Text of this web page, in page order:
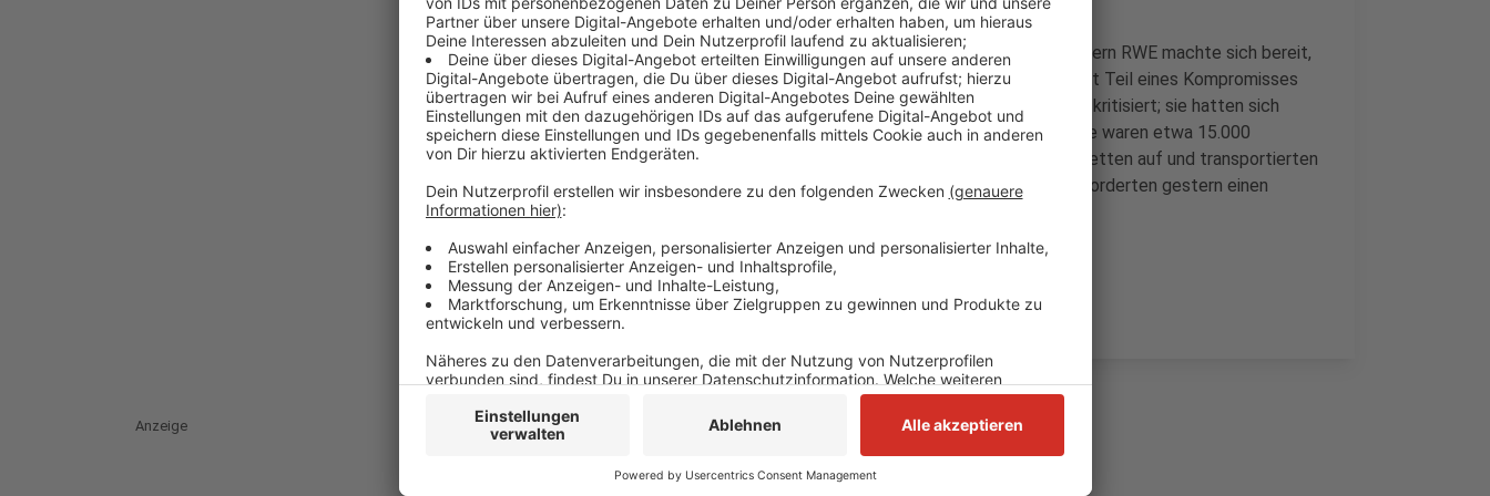
Im Januar dominierte Lützerath die Schlagzeilen. Der Energiekonzern RWE machte sich bereit,
das Dorf für die darunter liegende Braunkohle zu zerstören. Das ist Teil eines Kompromisses
mit der NRW-Landesregierung. Der wird von Klima-Aktivisten hart kritisiert; sie hatten sich
vorgenommen, das Dorf zu schützen. Am Höhepunkt der Proteste waren etwa 15.000
Demonstranten vor Ort. Rund 4.000 Polizisten lösten Menschenketten auf und transportierten
Aktivisten ab. Für viele ist der Kampf aber noch nicht vorbei. Sie forderten gestern einen
Anzeige
Anzeige